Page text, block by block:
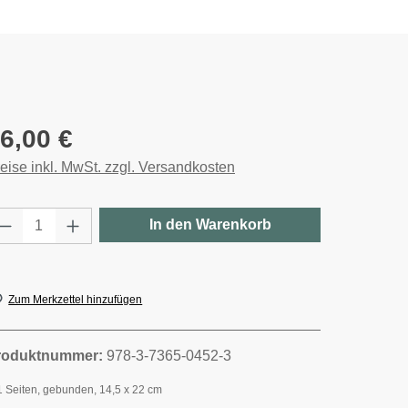
Preis:
€
inkl. MwSt. zzgl. Versandkosten
Anzahl: Gib den gewünschten
In den Warenkorb
Zum Merkzettel hinzufügen
978-3-7365-0452-3
Seiten, gebunden, 14,5 x 22 cm